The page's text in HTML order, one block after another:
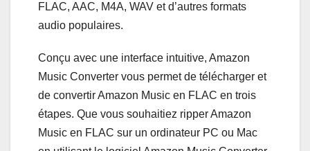
FLAC, AAC, M4A, WAV et d’autres formats
audio populaires.
Conçu avec une interface intuitive, Amazon
Music Converter vous permet de télécharger et
de convertir Amazon Music en FLAC en trois
étapes. Que vous souhaitiez ripper Amazon
Music en FLAC sur un ordinateur PC ou Mac